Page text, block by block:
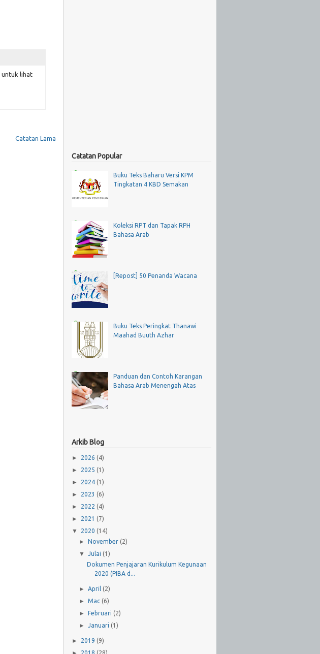
untuk lihat
Catatan Lama
Catatan Popular
Buku Teks Baharu Versi KPM
Tingkatan 4 KBD Semakan
Koleksi RPT dan Tapak RPH
Bahasa Arab
[Repost] 50 Penanda Wacana
Buku Teks Peringkat Thanawi
Maahad Buuth Azhar
Panduan dan Contoh Karangan
Bahasa Arab Menengah Atas
Arkib Blog
► 2026 (4)
► 2025 (1)
► 2024 (1)
► 2023 (6)
► 2022 (4)
► 2021 (7)
▼ 2020 (14)
►November (2)
▼ Julai (1)
Dokumen Penjajaran Kurikulum Kegunaan
2020 (PIBA d...
►April (2)
►Mac (6)
►Februari (2)
► Januari (1)
► 2019 (9)
2018 (28)